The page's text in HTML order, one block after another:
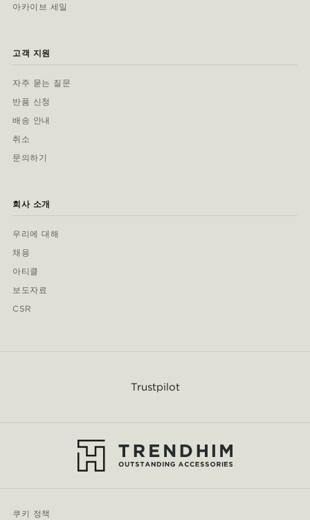
아카이브 세일
고객 지원
자주 묻는 질문
반품 신청
배송 안내
취소
문의하기
회사 소개
우리에 대해
채용
아티클
보도자료
CSR
Trustpilot
쿠키 정책